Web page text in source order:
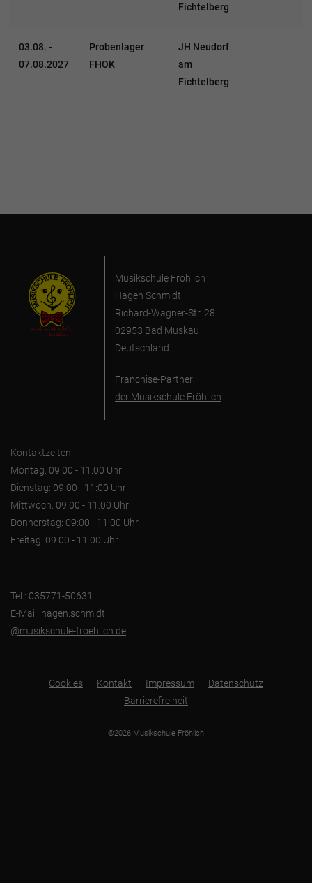
Fichtelberg
03.08. -
07.08.2027
Probenlager
FHOK
JH Neudorf
am
Fichtelberg
Musikschule Fröhlich
Hagen Schmidt
Richard-Wagner-Str. 28
02953 Bad Muskau
Deutschland
Franchise-Partner
der Musikschule Fröhlich
Kontaktzeiten:
Montag: 09:00 - 11:00 Uhr
Dienstag: 09:00 - 11:00 Uhr
Mittwoch: 09:00 - 11:00 Uhr
Donnerstag: 09:00 - 11:00 Uhr
Freitag: 09:00 - 11:00 Uhr
Tel.: 035771-50631
E-Mail: hagen.schmidt
@musikschule-froehlich.de
Cookies Kontakt Impressum
Datenschutz
Barrierefreiheit
©2026 Musikschule Fröhlich